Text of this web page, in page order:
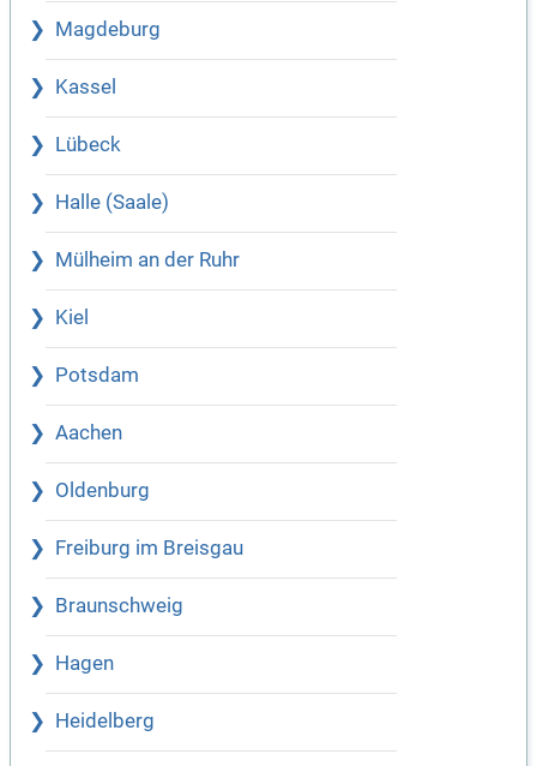
Magdeburg
Kassel
Lübeck
Halle (Saale)
Mülheim an der Ruhr
Kiel
Potsdam
Aachen
Oldenburg
Freiburg im Breisgau
Braunschweig
Hagen
Heidelberg